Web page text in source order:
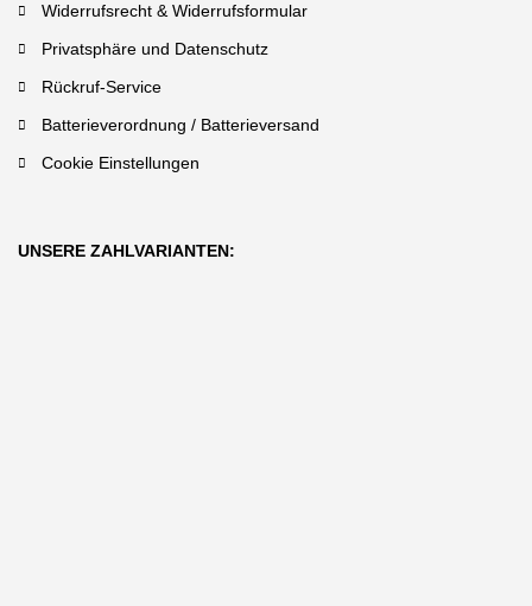
Widerrufsrecht & Widerrufsformular
Privatsphäre und Datenschutz
Rückruf-Service
Batterieverordnung / Batterieversand
Cookie Einstellungen
UNSERE ZAHLVARIANTEN: